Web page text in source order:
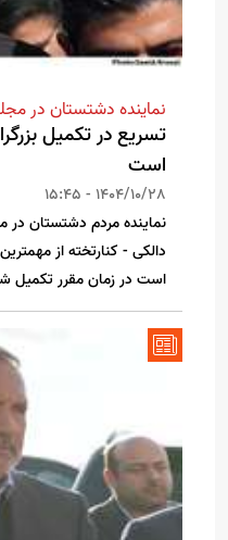
نماینده دشتستان در
تسریع در تکمیل
است
1404/10/28 - 15:45
نماینده مردم دشتستان در
دالکی - کنارتخته از
است در زمان مقرر تکمیل